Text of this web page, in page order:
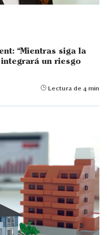
“Mientras siga la
un riesgo
Lectura de 4 min